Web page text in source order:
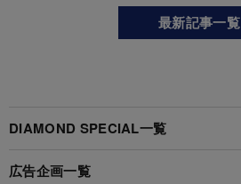
最新記事一覧
DIAMOND SPECIAL一覧
広告企画一覧